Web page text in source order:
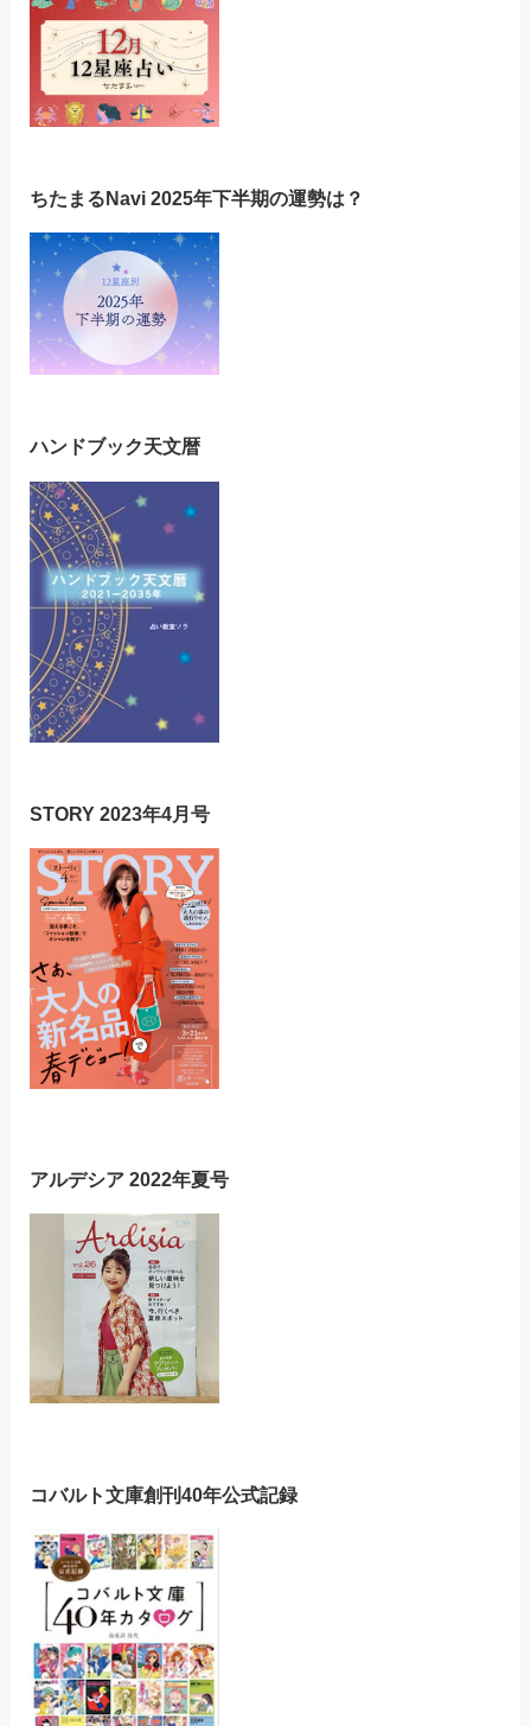
ちたまるNavi 2025年下半期の運勢は？
ハンドブック天文暦
STORY 2023年4月号
アルデシア 2022年夏号
コバルト文庫創刊40年公式記録